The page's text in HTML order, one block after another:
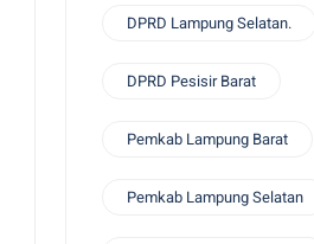
DPRD Lampung Selatan.
DPRD Pesisir Barat
Pemkab Lampung Barat
Pemkab Lampung Selatan